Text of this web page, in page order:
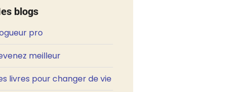
blogs
pro
meilleur
livres pour changer de vie